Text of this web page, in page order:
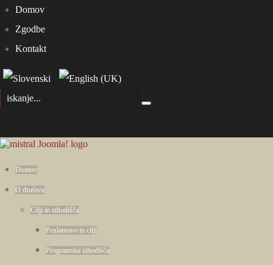
Domov
Zgodbe
Kontakt
Domov
O društvu
Cilji in izhodišča
Poslanstvo in cilji
Programska izhodišča